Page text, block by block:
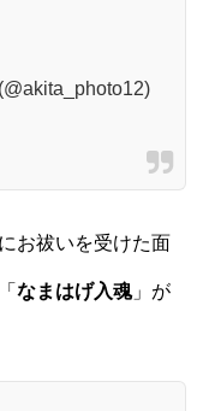
お祓いを受けた面
なまはげ入魂 」が